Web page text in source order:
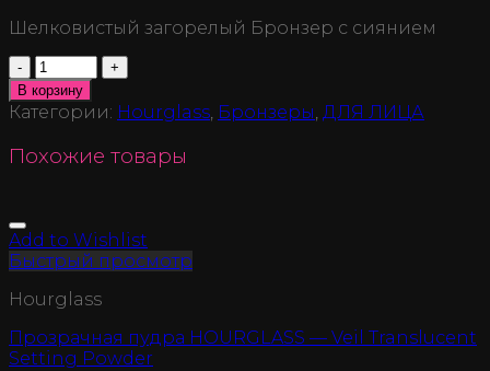
Шелковистый загорелый Бронзер с сиянием
Количество
В корзину
Категории: Hourglass, Бронзеры, ДЛЯ ЛИЦА
Похожие товары
Add to Wishlist
Быстрый просмотр
Hourglass
Прозрачная пудра HOURGLASS — Veil Translucent
Setting Powder